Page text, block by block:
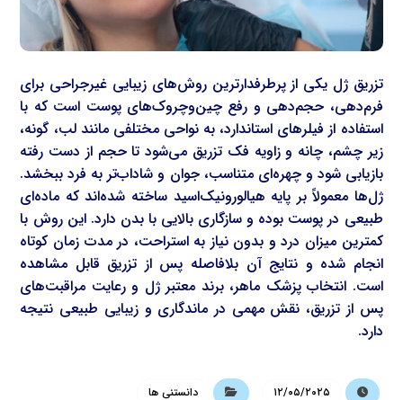
تزریق ژل یکی از پرطرفدارترین روش‌های زیبایی غیرجراحی برای
فرم‌دهی، حجم‌دهی و رفع چین‌وچروک‌های پوست است که با
استفاده از فیلرهای استاندارد، به نواحی مختلفی مانند لب، گونه،
زیر چشم، چانه و زاویه فک تزریق می‌شود تا حجم از دست رفته
بازیابی شود و چهره‌ای متناسب، جوان و شاداب‌تر به فرد ببخشد.
ژل‌ها معمولاً بر پایه هیالورونیک‌اسید ساخته شده‌اند که ماده‌ای
طبیعی در پوست بوده و سازگاری بالایی با بدن دارد. این روش با
کمترین میزان درد و بدون نیاز به استراحت، در مدت زمان کوتاه
انجام شده و نتایج آن بلافاصله پس از تزریق قابل مشاهده
است. انتخاب پزشک ماهر، برند معتبر ژل و رعایت مراقبت‌های
پس از تزریق، نقش مهمی در ماندگاری و زیبایی طبیعی نتیجه
دارد.
۱۲/۰۵/۲۰۲۵ دانستنی ها